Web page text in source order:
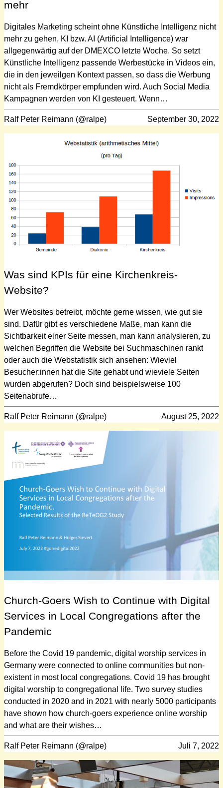
mehr
Digitales Marketing scheint ohne Künstliche Intelligenz nicht
mehr zu gehen, KI bzw. AI (Artificial Intelligence) war
allgegenwärtig auf der DMEXCO letzte Woche. So setzt
Künstliche Intelligenz passende Werbestücke in Videos ein,
die in den jeweilgen Kontext passen, so dass die Werbung
nicht als Fremdkörper empfunden wird. Auch Social Media
Kampagnen werden von KI gesteuert. Wenn…
Ralf Peter Reimann (@ralpe) September 30, 2022
Was sind KPIs für eine Kirchenkreis-
Website?
Wer Websites betreibt, möchte gerne wissen, wie gut sie
sind. Dafür gibt es verschiedene Maße, man kann die
Sichtbarkeit einer Seite messen, man kann analysieren, zu
welchen Begriffen die Website bei Suchmaschinen rankt
oder auch die Webstatistik sich ansehen: Wieviel
Besucher:innen hat die Site gehabt und wieviele Seiten
wurden abgerufen? Doch sind beispielsweise 100
Seitenabrufe…
Ralf Peter Reimann (@ralpe) August 25, 2022
Church-Goers Wish to Continue with Digital
Services in Local Congregations after the
Pandemic
Before the Covid 19 pandemic, digital worship services in
Germany were connected to online communities but non-
existent in most local congregations. Covid 19 has brought
digital worship to congregational life. Two survey studies
conducted in 2020 and in 2021 with nearly 5000 participants
have shown how church-goers experience online worship
and what are their wishes…
Ralf Peter Reimann (@ralpe) Juli 7, 2022